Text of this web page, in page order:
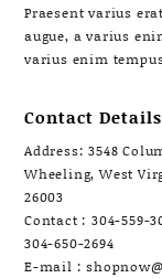
Praesent varius
augue, a varius
varius enim
Contact Details
Address: 3548
Wheeling, West
26003
Contact : 304-559-
304-650-2694
E-mail :